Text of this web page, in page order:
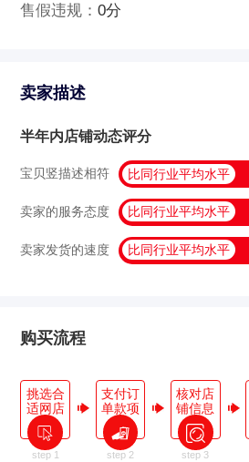
售假违规：0分
卖家描述
半年内店铺动态评分
宝贝竖描述相符 比同行业平均水平
卖家的服务态度 比同行业平均水平
卖家发货的速度 比同行业平均水平
购买流程
挑选合
适网店
step 1
支付订
单款项
step 2
核对店
铺信息
step 3